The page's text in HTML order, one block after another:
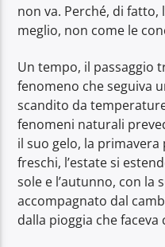
non va. Perché, di
meglio, non come le
Un tempo, il passaggio
fenomeno che seguiva
scandito da
fenomeni naturali
il suo gelo, la
freschi, l’estate si
sole e l’autunno, con la
accompagnato dal
dalla pioggia che faceva